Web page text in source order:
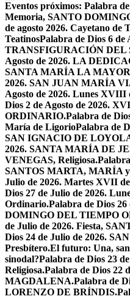
Eventos próximos: Palabra
Memoria, SANTO
de agosto 2026. Cayetano de
TeatinosPalabra de Dios 6 de
TRANSFIGURACIÓN DEL
Agosto de 2026. LA
SANTA MARÍA LA
2026. SAN JUAN MARÍA
Agosto de 2026. Lunes
Dios 2 de Agosto de 2026.
ORDINARIO.Palabra de
María de LigorioPalabra de
SAN IGNACIO DE
2026. SANTA MARÍA DE
VENEGAS, Religiosa.
SANTOS MARTA, MARÍA
Julio de 2026. Martes XVII
Dios 27 de Julio de 2026.
Ordinario.Palabra de Dios
DOMINGO DEL TIEMPO
de Julio de 2026. Fiesta,
Dios 24 de Julio de 2026.
Presbítero.El futuro: Una,
sinodal?Palabra de Dios 23
Religiosa.Palabra de Dios 22
MAGDALENA.Palabra de
LORENZO DE BRÍNDIS.